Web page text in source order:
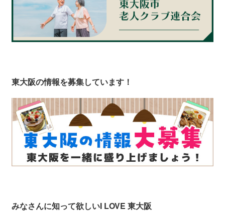
東大阪の情報を募集しています！
みなさんに知って欲しいI LOVE 東大阪